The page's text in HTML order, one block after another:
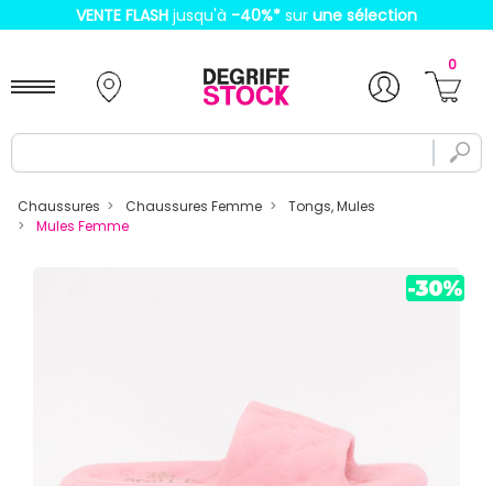
VENTE FLASH jusqu'à -40%* sur une sélection
0
Chaussures Chaussures Femme
Tongs, Mules
Mules Femme